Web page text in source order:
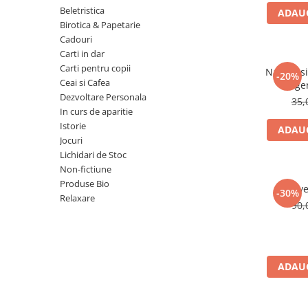
Numerologie
Paranormal
Parapsihologie
ReConnect
ScienceConnection
SelfConnect
Beletristica
Birotica & Papetarie
Cadouri
Carti in dar
Carti pentru copii
Ceai si Cafea
Dezvoltare Personala
In curs de aparitie
Istorie
Jocuri
Lichidari de Stoc
Non-fictiune
Produse Bio
Relaxare
-20%
Natura
-30%